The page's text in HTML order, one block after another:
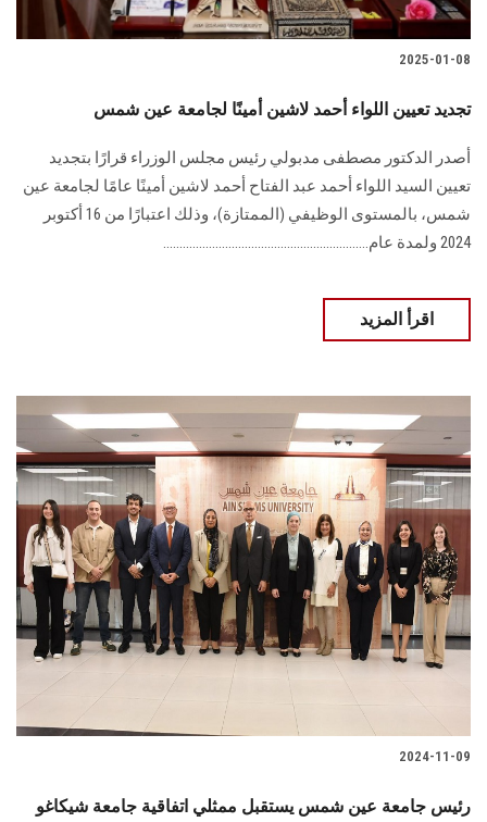
2025-01-08
تجديد تعيين اللواء أحمد لاشين أمينًا لجامعة عين شمس
أصدر الدكتور مصطفى مدبولي رئيس مجلس الوزراء قرارًا بتجديد
تعيين السيد اللواء أحمد عبد الفتاح أحمد لاشين أمينًا عامًا لجامعة عين
شمس، بالمستوى الوظيفي (الممتازة)، وذلك اعتبارًا من 16 أكتوبر
2024 ولمدة عام...............................................................
اقرأ المزيد
2024-11-09
رئيس جامعة عين شمس يستقبل ممثلي اتفاقية جامعة شيكاغو